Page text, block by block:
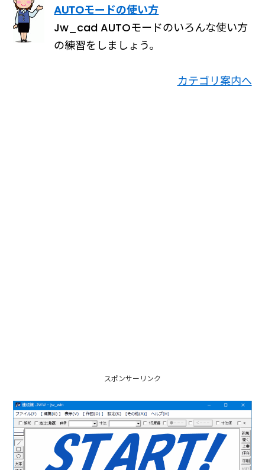
AUTOモードの使い方
Jw_cad AUTOモードのいろんな使い方
の練習をしましょう。
カテゴリ案内へ
スポンサーリンク